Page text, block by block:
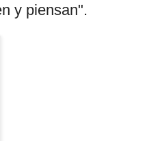
y piensan".